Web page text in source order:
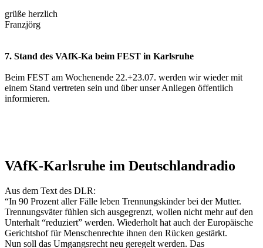
grüße herzlich
Franzjörg
7. Stand des VAfK-Ka beim FEST in Karlsruhe
Beim FEST am Wochenende 22.+23.07. werden wir wieder mit
einem Stand vertreten sein und über unser Anliegen öffentlich
informieren.
VAfK-Karlsruhe im Deutschlandradio
Aus dem Text des DLR:
“In 90 Prozent aller Fälle leben Trennungskinder bei der Mutter.
Trennungsväter fühlen sich ausgegrenzt, wollen nicht mehr auf den
Unterhalt “reduziert” werden. Wiederholt hat auch der Europäische
Gerichtshof für Menschenrechte ihnen den Rücken gestärkt.
Nun soll das Umgangsrecht neu geregelt werden. Das